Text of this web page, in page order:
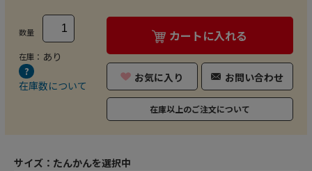
数量
在庫： あり
在庫数について
カートに入れる
お気に入り お問い合わせ
在庫以上のご注文について
サイズ： たんかんを選択中